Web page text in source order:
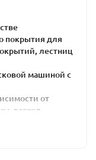
покрытия для
лестниц
машиной с
от
расход